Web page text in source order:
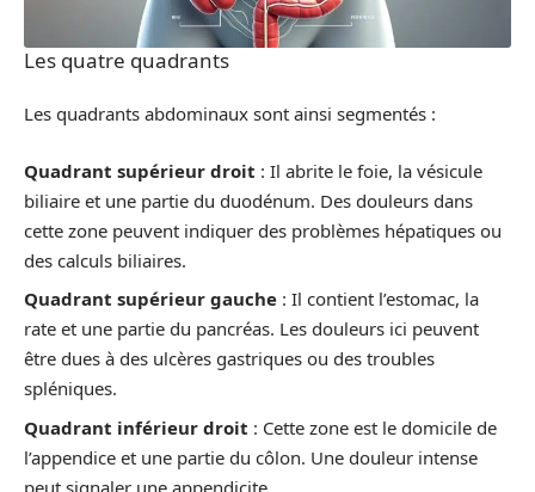
Les quatre quadrants
Les quadrants abdominaux sont ainsi segmentés :
Quadrant supérieur droit : Il abrite le foie, la vésicule
biliaire et une partie du duodénum. Des douleurs dans
cette zone peuvent indiquer des problèmes hépatiques ou
des calculs biliaires.
Quadrant supérieur gauche : Il contient l’estomac, la
rate et une partie du pancréas. Les douleurs ici peuvent
être dues à des ulcères gastriques ou des troubles
spléniques.
Quadrant inférieur droit : Cette zone est le domicile de
l’appendice et une partie du côlon. Une douleur intense
peut signaler une appendicite.